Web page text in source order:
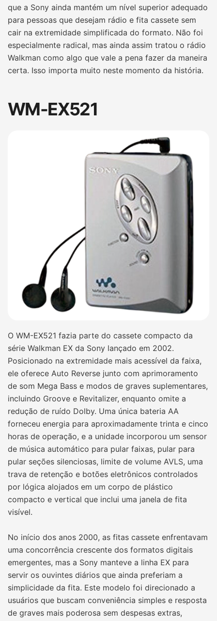
que a Sony ainda mantém um nível superior adequado
para pessoas que desejam rádio e fita cassete sem
cair na extremidade simplificada do formato. Não foi
especialmente radical, mas ainda assim tratou o rádio
Walkman como algo que vale a pena fazer da maneira
certa. Isso importa muito neste momento da história.
WM-EX521
O WM-EX521 fazia parte do cassete compacto da
série Walkman EX da Sony lançado em 2002.
Posicionado na extremidade mais acessível da faixa,
ele oferece Auto Reverse junto com aprimoramento
de som Mega Bass e modos de graves suplementares,
incluindo Groove e Revitalizer, enquanto omite a
redução de ruído Dolby. Uma única bateria AA
forneceu energia para aproximadamente trinta e cinco
horas de operação, e a unidade incorporou um sensor
de música automático para pular faixas, pular para
pular seções silenciosas, limite de volume AVLS, uma
trava de retenção e botões eletrônicos controlados
por lógica alojados em um corpo de plástico
compacto e vertical que inclui uma janela de fita
visível.
No início dos anos 2000, as fitas cassete enfrentavam
uma concorrência crescente dos formatos digitais
emergentes, mas a Sony manteve a linha EX para
servir os ouvintes diários que ainda preferiam a
simplicidade da fita. Este modelo foi direcionado a
usuários que buscam conveniência simples e resposta
de graves mais poderosa sem despesas extras,